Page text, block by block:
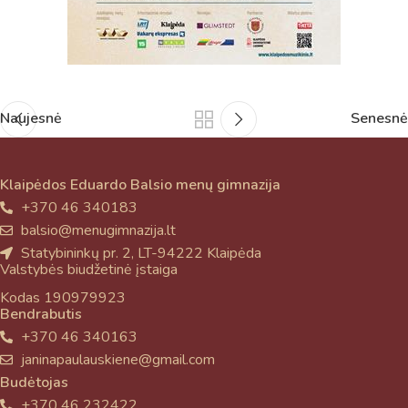
Naujesnė Senesnė
Klaipėdos Eduardo Balsio menų gimnazija
+370 46 340183
balsio@menugimnazija.lt
Statybininkų pr. 2, LT-94222 Klaipėda
Valstybės biudžetinė įstaiga
Kodas 190979923
Bendrabutis
+370 46 340163
janinapaulauskiene@gmail.com
Budėtojas